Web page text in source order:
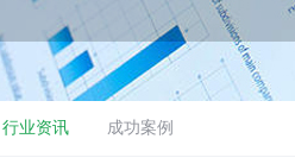
行业资讯 成功案例